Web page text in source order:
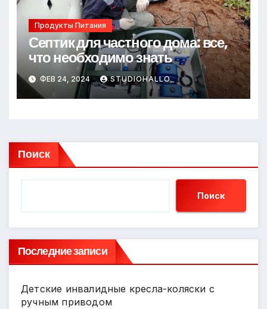
Продукты Питания
Септик для частного дома: все,
что необходимо знать
ФЕВ 24, 2024 STUDIOHALLO_
Поиск
Поиск
Последние записи
Детские инвалидные кресла-коляски с
ручным приводом